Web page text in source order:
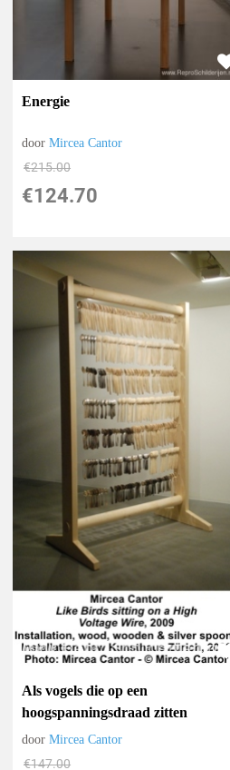
Energie
doorMircea Cantor
€215.00
€124.70
Als vogels die op een
hoogspanningsdraad zitten
doorMircea Cantor
€147.00